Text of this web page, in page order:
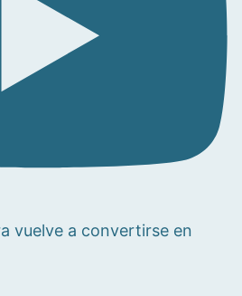
vuelve a convertirse en